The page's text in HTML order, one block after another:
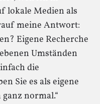
lokale Medien als
meine Antwort:
Eigene Recherche
Umständen
die
Sie es als eigene
normal.“